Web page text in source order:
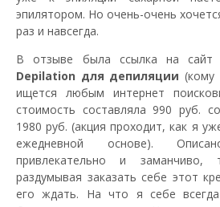
эпилятором. Но очень-очень
раз и навсегда.
В отзыве была ссылка на сайт
Depilation для депиляции (кому
ищется любым интернет
стоимость составляла 990 руб.
1980 руб. (акция проходит, как я
ежедневной основе).
привлекательно и
раздумывая заказать себе этот
его ждать. На что я себе всегда